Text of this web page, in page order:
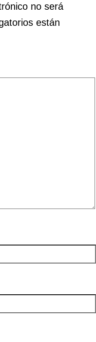
no será
están